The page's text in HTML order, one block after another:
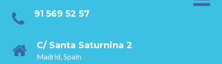
91 569 52 57
C/ Santa Saturnina 2
Madrid, Spain